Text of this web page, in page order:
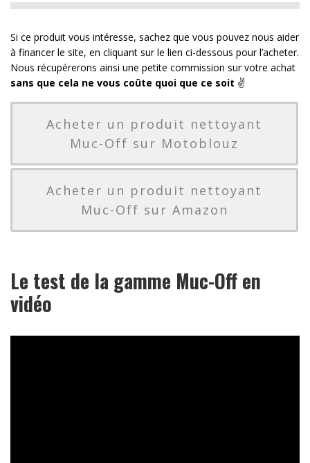
Si ce produit vous intéresse, sachez que vous pouvez nous aider
à financer le site, en cliquant sur le lien ci-dessous pour l’acheter.
Nous récupérerons ainsi une petite commission sur votre achat
sans que cela ne vous coûte quoi que ce soit ✌️
Acheter un produit nettoyant
Muc-Off sur Motoblouz
Acheter un produit nettoyant
Muc-Off sur Amazon
Le test de la gamme Muc-Off en
vidéo